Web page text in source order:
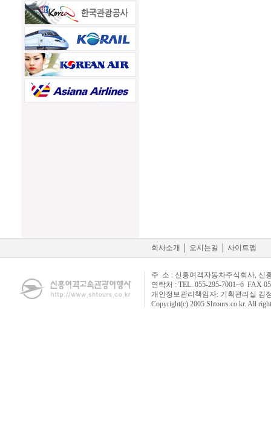
회사소개 오시는길 사이트맵
주 소 : 신흥여객자동차주식회사, 신
연락처 : TEL. 055-295-7001~6 FAX
개인정보관리책임자: 기획관리실 김
Copyright(c) 2005 Shtours.co.kr. All